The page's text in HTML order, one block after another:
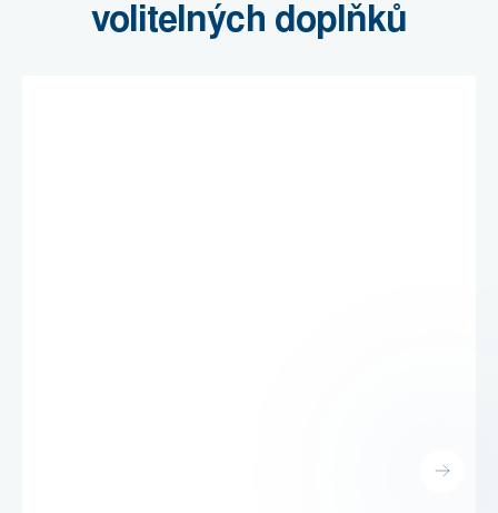
volitelných doplňků